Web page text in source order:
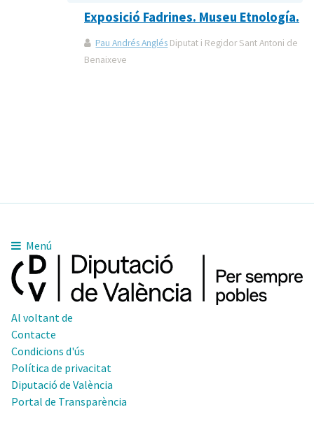
Exposició Fadrines. Museu Etnología.
Pau Andrés Anglés Diputat i Regidor Sant Antoni de
Benaixeve
Menú
Al voltant de
Contacte
Condicions d'ús
Política de privacitat
Diputació de València
Portal de Transparència